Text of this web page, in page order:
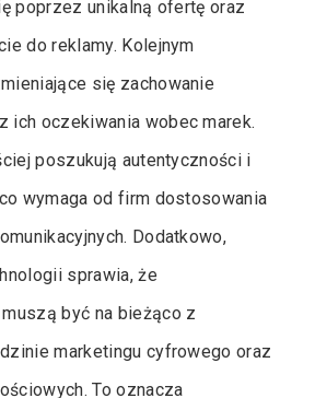
poprzez unikalną ofertę oraz
do reklamy. Kolejnym
się zachowanie
ich oczekiwania wobec marek.
poszukują autentyczności i
wymaga od firm dostosowania
Dodatkowo,
sprawia, że
być na bieżąco z
marketingu cyfrowego oraz
To oznacza